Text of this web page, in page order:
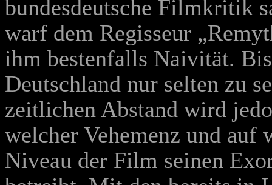
bundesdeutsche Filmkritik
warf dem Regisseur
ihm bestenfalls Naivität.
Deutschland nur selten zu
zeitlichen Abstand wird
welcher Vehemenz und auf
Niveau der Film seinen